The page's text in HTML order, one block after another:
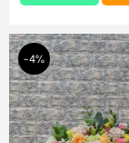
-4%